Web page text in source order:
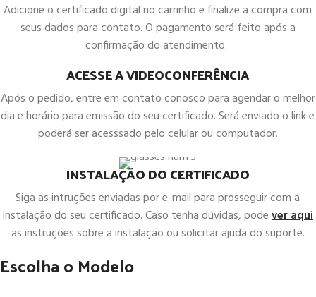
Adicione o certificado digital no carrinho e finalize a compra com
seus dados para contato. O pagamento será feito após a
confirmação do atendimento.
ACESSE A VIDEOCONFERÊNCIA
Após o pedido, entre em contato conosco para agendar o melhor
dia e horário para emissão do seu certificado. Será enviado o link e
poderá ser acesssado pelo celular ou computador.
INSTALAÇÃO DO CERTIFICADO
Siga as intruções enviadas por e-mail para prosseguir com a
instalação do seu certificado. Caso tenha dúvidas, podever aqui
as instruções sobre a instalação ou solicitar ajuda do suporte.
Escolha o Modelo